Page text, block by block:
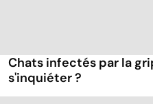
Chats infectés par la
s'inquiéter ?